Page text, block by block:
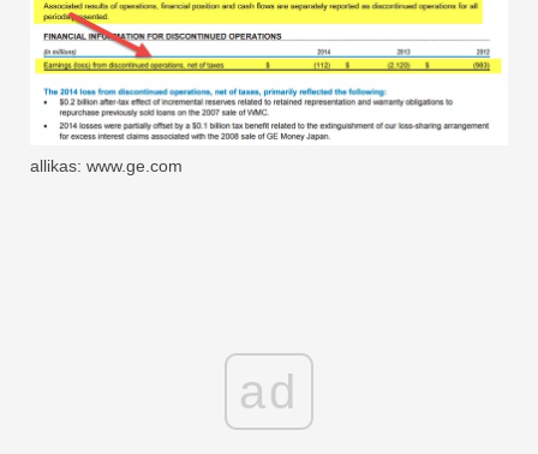
allikas: www.ge.com
ad